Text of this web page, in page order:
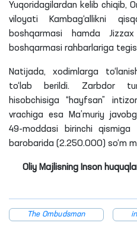
Yuqoridagilardan kelib chiqib,
viloyati Kambag‘allikni
boshqarmasi hamda
boshqarmasi rahbarlariga
Natijada, xodimlarga
to‘lab berildi. Zarbdor
hisobchisiga “hayfsan”
vrachiga esa Ma’muriy
49-moddasi birinchi
barobarida (2.250.000) so‘m
Oliy Majlisning Inson
The Ombudsman